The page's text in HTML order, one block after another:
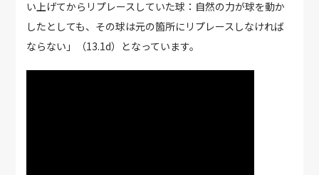
い上げてからリプレースしていた球：自然の力が球を動か
したとしても、その球は元の箇所にリプレースしなければ
ならない」（13.1d）となっています。